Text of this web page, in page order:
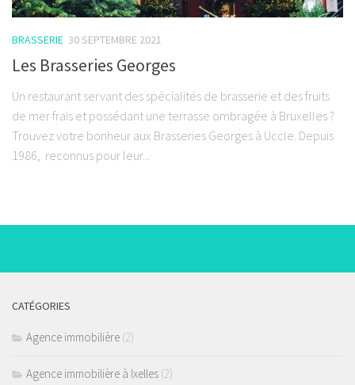
BRASSERIE 30 SEPTEMBRE 2021
Les Brasseries Georges
Un restaurant servant des spécialités de brasserie et des fruits
de mer frais et possédant une terrasse ombragée à Bruxelles ?
Trouvez votre bonheur aux Brasseries Georges à Uccle. Depuis
1986, reconnus pour leur...
CATÉGORIES
Agence immobilière (2)
Agence immobilière à Ixelles (2)